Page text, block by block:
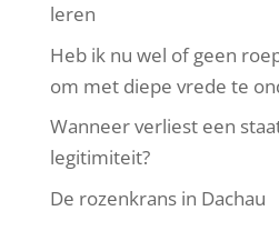
leren
Heb ik nu wel of geen
om met diepe vrede te
Wanneer verliest een
legitimiteit?
De rozenkrans in Dachau